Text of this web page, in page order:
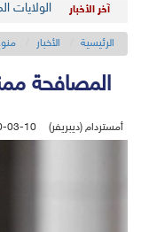
آخر الأخبار الولايات
الرئيسية الأخبار
المصافحة
أمستردام (ديبريفر) 2020-03-10 |